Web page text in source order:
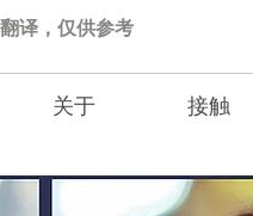
关于 接触
译，仅供参考